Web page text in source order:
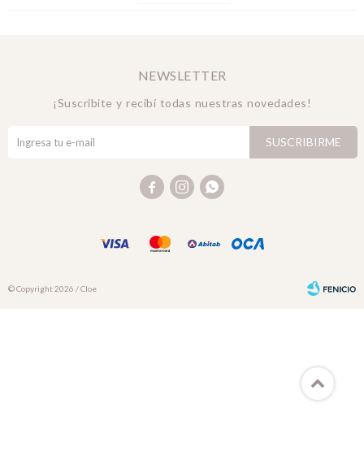
NEWSLETTER
¡Suscribite y recibí todas nuestras novedades!
SUSCRIBIRME
  
© Copyright 2026 / Cloe
Fenicio